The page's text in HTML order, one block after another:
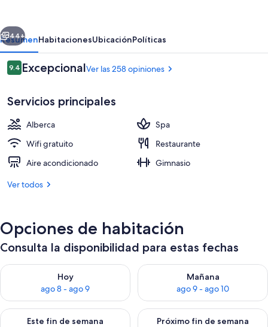
El
Conquistador
Villa de lujo, 3 habitaciones, vista al
Siguiente
44+
ResumenHabitacionesUbicaciónPolíticas
Opiniones
9.49.4 de 10,
ExcepcionalVer las 258 opiniones
Servicios principales
Alberca
Spa
Wifi gratuito
Restaurante
Aire acondicionado
Gimnasio
Ver todos
Opciones de habitación
Consulta la disponibilidad para estas fechas
Hoy
ago 8 - ago 9
Consulta la disponibilidad para hoy ago 8 - ago 9
Mañana
ago 9 - ago 10
Consulta la disponibilidad
Este fin de semana
Consulta la disponibilidad para este fin de semana ago 14 -
Próximo fin de semana
Consulta la disponibilidad